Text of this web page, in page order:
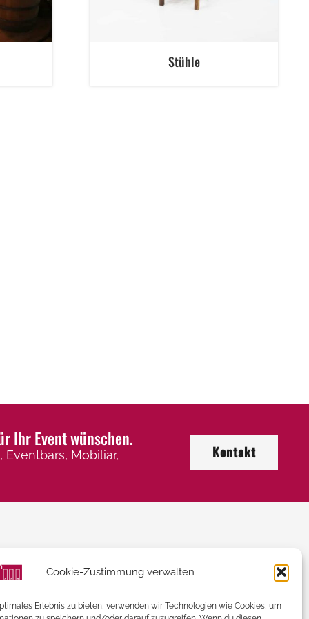
Cookie-Zustimmung verwalten
Erlebnis zu bieten, verwenden wir Technologien wie Cookies, um
Stühle
Ihr Event wünschen.
Mobiliar, Kontakt
Kontaktieren Sie uns
+43 (0) 2246 / 32 505